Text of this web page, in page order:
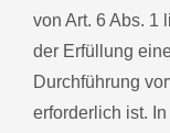
von Art. 6 Abs. 1
der Erfüllung
Durchführung
erforderlich ist.